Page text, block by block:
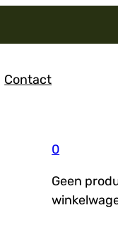
Contact
0
Geen